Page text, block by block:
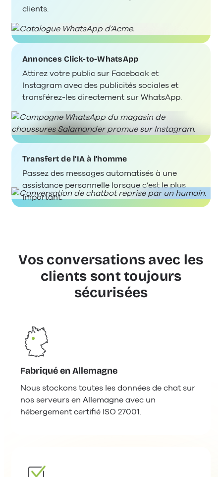
clients.
Annonces Click-to-WhatsApp
Attirez votre public sur Facebook et
Instagram avec des publicités sociales et
transférez-les directement sur WhatsApp.
Transfert de l’IA à l’homme
Passez des messages automatisés à une
assistance personnelle lorsque c’est le plus
important.
Vos conversations avec les
clients sont toujours
sécurisées
Fabriqué en Allemagne
Nous stockons toutes les données de chat sur
nos serveurs en Allemagne avec un
hébergement certifié ISO 27001.